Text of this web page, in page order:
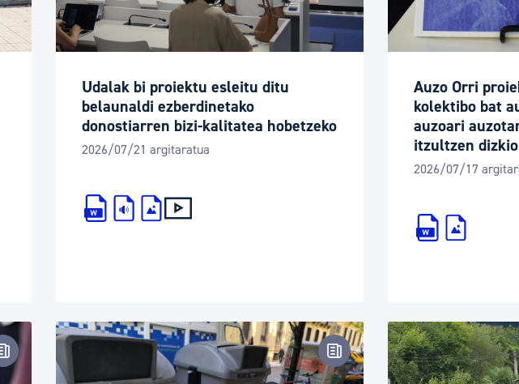
Udalak bi proiektu esleitu ditu
belaunaldi ezberdinetako
donostiarren bizi-kalitatea hobetzeko
2026/07/21 argitaratua
Auzo Orri
kolektibo bat
auzoari
itzultzen
2026/07/17
Prentsa-oharra Prentsa-oharra